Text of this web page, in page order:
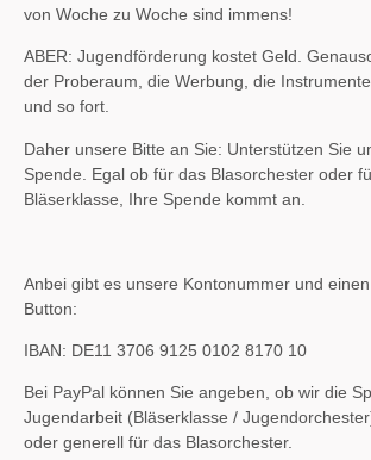
von Woche zu Woche sind immens!
ABER: Jugendförderung kostet Geld.
der Proberaum, die Werbung, die
und so fort.
Daher unsere Bitte an Sie: Unterstützen Sie
Spende. Egal ob für das Blasorchester oder
Bläserklasse, Ihre Spende kommt an.
Anbei gibt es unsere Kontonummer und einen
Button:
IBAN: DE11 3706 9125 0102 8170 10
Bei PayPal können Sie angeben, ob wir die
Jugendarbeit (Bläserklasse /
oder generell für das Blasorchester.